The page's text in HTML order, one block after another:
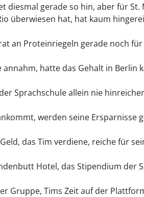
diesmal gerade so hin, aber für
überwiesen hat, hat kaum
an Proteinriegeln gerade noch
annahm, hatte das Gehalt in
Sprachschule allein nie
werden seine
das Tim verdiene, reiche für
Hotel, das Stipendium der
Gruppe, Tims Zeit auf der